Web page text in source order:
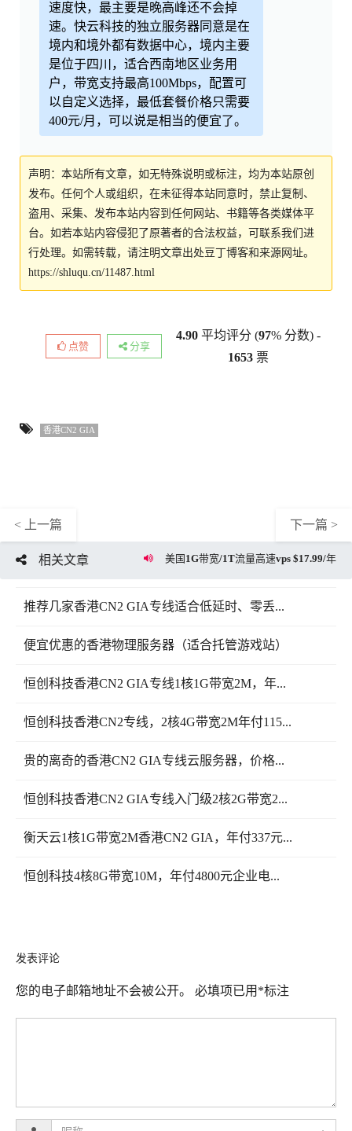
速度快，最主要是晚高峰还不会掉
速。快云科技的独立服务器同意是在
境内和境外都有数据中心，境内主要
是位于四川，适合西南地区业务用
户，带宽支持最高100Mbps，配置可
以自定义选择，最低套餐价格只需要
400元/月，可以说是相当的便宜了。
声明：本站所有文章，如无特殊说明或标注，均为本站原创
发布。任何个人或组织，在未征得本站同意时，禁止复制、
盗用、采集、发布本站内容到任何网站、书籍等各类媒体平
台。如若本站内容侵犯了原著者的合法权益，可联系我们进
行处理。如需转载，请注明文章出处豆丁博客和来源网址。
https://shluqu.cn/11487.html
点赞 分享
4.90 平均评分 (97% 分数) -
1653 票
香港CN2 GIA
< 上一篇 下一篇 >
相关文章 美国1G带宽/1T流量高速vps $17.99/年
推荐几家香港CN2 GIA专线适合低延时、零丢...
便宜优惠的香港物理服务器（适合托管游戏站）
恒创科技香港CN2 GIA专线1核1G带宽2M，年...
恒创科技香港CN2专线，2核4G带宽2M年付115...
贵的离奇的香港CN2 GIA专线云服务器，价格...
恒创科技香港CN2 GIA专线入门级2核2G带宽2...
衡天云1核1G带宽2M香港CN2 GIA，年付337元...
恒创科技4核8G带宽10M，年付4800元企业电...
发表评论
您的电子邮箱地址不会被公开。 必填项已用 *标注